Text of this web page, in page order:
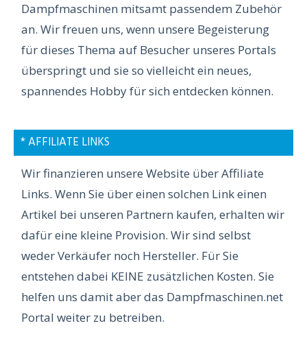
Dampfmaschinen mitsamt passendem Zubehör
an. Wir freuen uns, wenn unsere Begeisterung
für dieses Thema auf Besucher unseres Portals
überspringt und sie so vielleicht ein neues,
spannendes Hobby für sich entdecken können.
* AFFILIATE LINKS
Wir finanzieren unsere Website über Affiliate
Links. Wenn Sie über einen solchen Link einen
Artikel bei unseren Partnern kaufen, erhalten wir
dafür eine kleine Provision. Wir sind selbst
weder Verkäufer noch Hersteller. Für Sie
entstehen dabei KEINE zusätzlichen Kosten. Sie
helfen uns damit aber das Dampfmaschinen.net
Portal weiter zu betreiben.